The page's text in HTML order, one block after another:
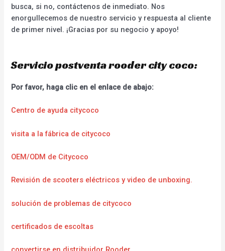
busca, si no, contáctenos de inmediato. Nos
enorgullecemos de nuestro servicio y respuesta al cliente
de primer nivel. ¡Gracias por su negocio y apoyo!
Servicio postventa rooder city coco:
Por favor, haga clic en el enlace de abajo:
Centro de ayuda citycoco
visita a la fábrica de citycoco
OEM/ODM de Citycoco
Revisión de scooters eléctricos y video de unboxing.
solución de problemas de citycoco
certificados de escoltas